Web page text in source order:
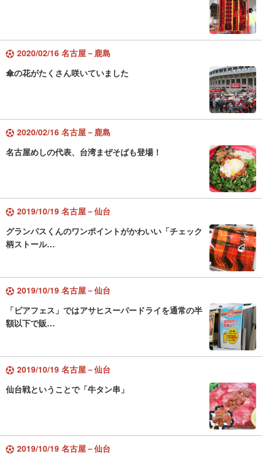
2020/02/16 名古屋－鹿島
傘の花がたくさん咲いていました
2020/02/16 名古屋－鹿島
名古屋めしの代表、台湾まぜそばも登場！
2019/10/19 名古屋－仙台
グランパスくんのワンポイントがかわいい「チェック
柄ストール…
2019/10/19 名古屋－仙台
「ビアフェス」ではアサヒスーパードライを通常の半
額以下で販…
2019/10/19 名古屋－仙台
仙台戦ということで「牛タン串」
2019/10/19 名古屋－仙台